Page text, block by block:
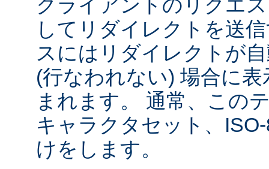
クライアントのリクエ
してリダイレクトを送
スにはリダイレクトが
(行なわれない) 場合に
まれます。 通常、この
キャラクタセット、
けをします。